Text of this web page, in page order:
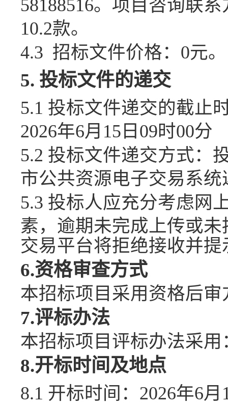
58188516。项目咨询联系
10.2款。
4.3 招标文件价格： 0元。
5. 投标文件的递交
5.1 投标文件递交的截止
2026年6月15日09时00分
5.2 投标文件递交方式：
市公共资源电子交易系统
5.3 投标人应充分考虑网
素，逾期未完成上传或
交易平台将拒绝接收并提
6.资格审查方式
本招标项目采用 资格后审
7.评标办法
本招标项目评标办法采用
8.开标时间及地点
8.1 开标时间： 2026年6